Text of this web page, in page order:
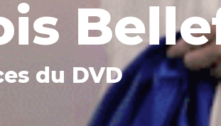
du DVD